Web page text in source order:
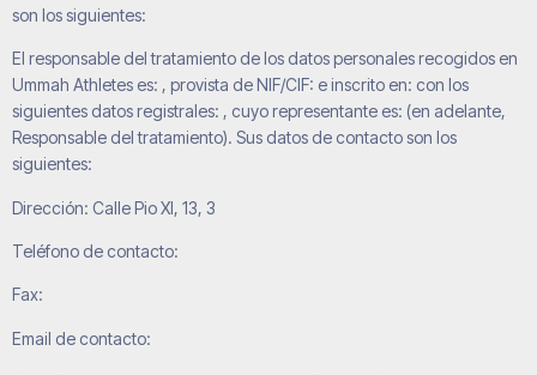
son los siguientes:
El responsable del tratamiento de los datos personales recogidos en
Ummah Athletes es: , provista de NIF/CIF: e inscrito en: con los
siguientes datos registrales: , cuyo representante es: (en adelante,
Responsable del tratamiento). Sus datos de contacto son los
siguientes:
Dirección: Calle Pio XI, 13, 3
Teléfono de contacto:
Fax:
Email de contacto: